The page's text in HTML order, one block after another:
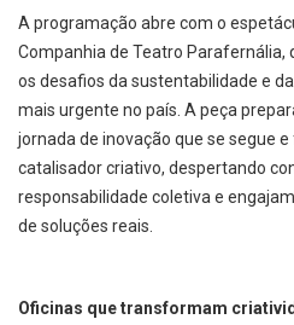
A programação abre com o
Companhia de Teatro Parafernália,
os desafios da sustentabilidade e
mais urgente no país. A peça
jornada de inovação que se segue
catalisador criativo, despertando
responsabilidade coletiva e
de soluções reais.
Oficinas que transformam